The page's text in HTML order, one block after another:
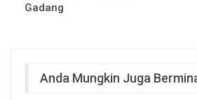
Gadang
Anda Mungkin Juga